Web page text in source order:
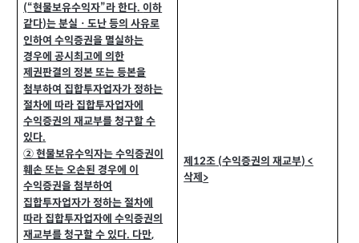
(“현물보유수익자”라 한다. 이하
같다)는 분실ㆍ도난 등의 사유로
인하여 수익증권을 멸실하는
경우에 공시최고에 의한
제권판결의 정본 또는 등본을
첨부하여 집합투자업자가 정하는
절차에 따라 집합투자업자에
수익증권의 재교부를 청구할 수
있다.
② 현물보유수익자는 수익증권이
훼손 또는 오손된 경우에 이
수익증권을 첨부하여
집합투자업자가 정하는 절차에
따라 집합투자업자에 수익증권의
재교부를 청구할 수 있다. 다만,
제 12조 (수익증권의 재교부) <
삭제 >